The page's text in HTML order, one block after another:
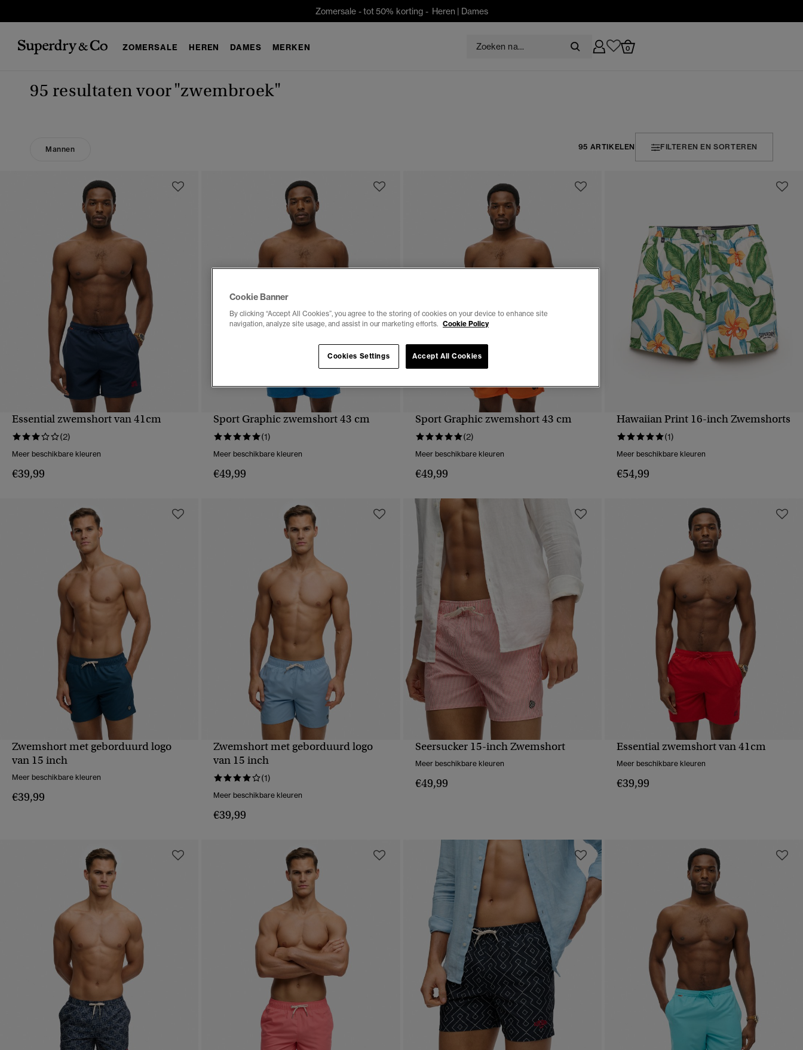
Zomersale - tot 50% korting - Heren | Dames
ZOMERSALE HEREN DAMES MERKEN 0
95 resultaten voor"zwembroek"
Mannen 95 ARTIKELEN FILTEREN EN SORTEREN
Essential zwemshort van 41cm
(2)
Meer beschikbare kleuren
€39,99
SNELLE WEERGAVE
Sport Graphic zwemshort 43 cm
(1)
Meer beschikbare kleuren
€49,99
SNELLE WEERGAVE
Sport Graphic zwemshort 43 cm
(2)
Meer beschikbare kleuren
€49,99
Hawaiian Print 16-inch Zwemshorts
(1)
Meer beschikbare kleuren
€54,99
SNELLE WEERGAVE
Zwemshort met geborduurd logo
van 15 inch
Meer beschikbare kleuren
€39,99
SNELLE WEERGAVE
Zwemshort met geborduurd logo
van 15 inch
(1)
Meer beschikbare kleuren
€39,99
Seersucker 15-inch Zwemshort
Meer beschikbare kleuren
€49,99
Essential zwemshort van 41cm
Meer beschikbare kleuren
€39,99
Cookie Banner
By clicking “Accept All Cookies”, you agree to the storing of cookies on your device to enhance site
navigation, analyze site usage, and assist in our marketing efforts. Cookie Policy
Cookies Settings Accept All Cookies